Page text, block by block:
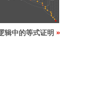
辑中的等式证明